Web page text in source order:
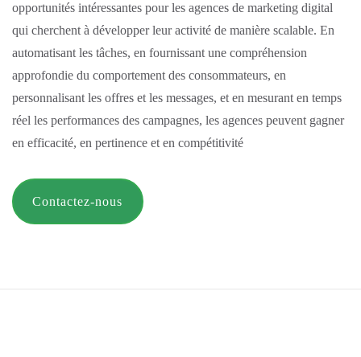
opportunités intéressantes pour les agences de marketing digital
qui cherchent à développer leur activité de manière scalable. En
automatisant les tâches, en fournissant une compréhension
approfondie du comportement des consommateurs, en
personnalisant les offres et les messages, et en mesurant en temps
réel les performances des campagnes, les agences peuvent gagner
en efficacité, en pertinence et en compétitivité
Contactez-nous